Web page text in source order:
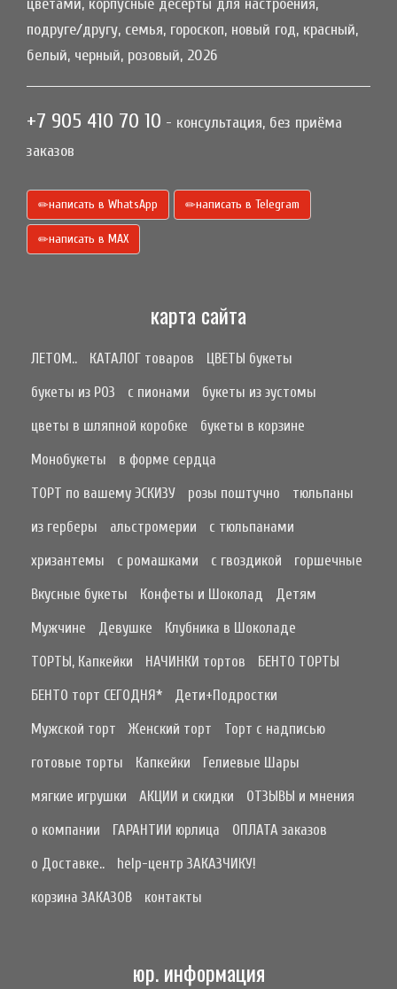
цветами, корпусные десерты для настроения,
подруге/другу, семья, гороскоп, новый год, красный,
белый, черный, розовый, 2026
+7 905 410 70 10 - консультация, без приёма
заказов
написать в WhatsApp написать в Telegram
написать в МАХ
карта сайта
ЛЕТОМ.. КАТАЛОГ товаров
ЦВЕТЫ букеты
букеты из РОЗ
с пионами
букеты из эустомы
цветы в шляпной коробке
букеты в корзине
Монобукеты
в форме сердца
ТОРТ по вашему ЭСКИЗУ
розы поштучно
тюльпаны
из герберы
альстромерии
с тюльпанами
хризантемы
с ромашками с гвоздикой
горшечные
Вкусные букеты
Конфеты и Шоколад
Детям
Мужчине
Девушке
Клубника в Шоколаде
ТОРТЫ, Капкейки
НАЧИНКИ тортов
БЕНТО ТОРТЫ
БЕНТО торт СЕГОДНЯ*
Дети+Подростки
Мужской торт
Женский торт
Торт с надписью
готовые торты
Капкейки
Гелиевые Шары
мягкие игрушки
АКЦИИ и скидки
ОТЗЫВЫ и мнения
о компании
ГАРАНТИИ юрлица
ОПЛАТА заказов
о Доставке..
help-центр ЗАКАЗЧИКУ!
корзина ЗАКАЗОВ
контакты
юр. информация